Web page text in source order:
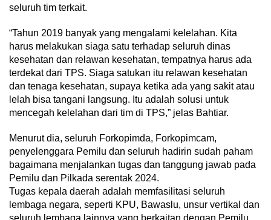
seluruh tim terkait.
“Tahun 2019 banyak yang mengalami kelelahan. Kita
harus melakukan siaga satu terhadap seluruh dinas
kesehatan dan relawan kesehatan, tempatnya harus ada
terdekat dari TPS. Siaga satukan itu relawan kesehatan
dan tenaga kesehatan, supaya ketika ada yang sakit atau
lelah bisa tangani langsung. Itu adalah solusi untuk
mencegah kelelahan dari tim di TPS,” jelas Bahtiar.
Menurut dia, seluruh Forkopimda, Forkopimcam,
penyelenggara Pemilu dan seluruh hadirin sudah paham
bagaimana menjalankan tugas dan tanggung jawab pada
Pemilu dan Pilkada serentak 2024.
Tugas kepala daerah adalah memfasilitasi seluruh
lembaga negara, seperti KPU, Bawaslu, unsur vertikal dan
seluruh lembaga lainnya yang berkaitan dengan Pemilu